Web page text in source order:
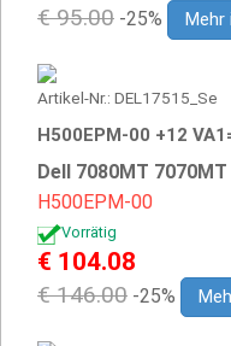
€ 95.00 -25% Mehr
Artikel-Nr.: DEL17515_Se
H500EPM-00 +12
Dell 7080MT
H500EPM-00
Vorrätig
€ 104.08
€ 146.00 -25%